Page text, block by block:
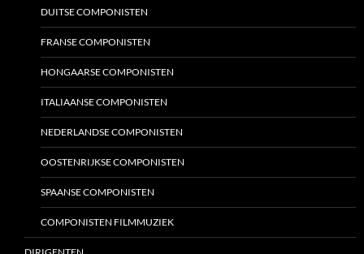
DUITSE COMPONISTEN
FRANSE COMPONISTEN
HONGAARSE COMPONISTEN
ITALIAANSE COMPONISTEN
NEDERLANDSE COMPONISTEN
OOSTENRIJKSE COMPONISTEN
SPAANSE COMPONISTEN
COMPONISTEN FILMMUZIEK